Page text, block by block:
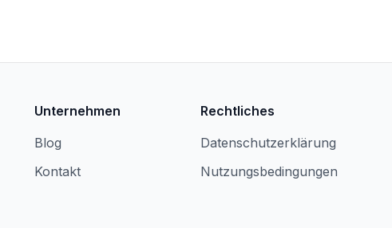
Unternehmen
Blog
Kontakt
Rechtliches
Datenschutzerklärung
Nutzungsbedingungen